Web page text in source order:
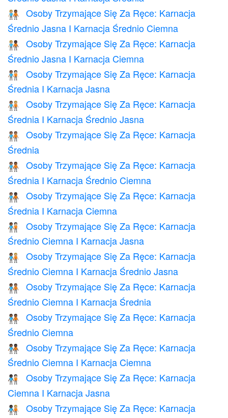
🧑🏼‍🤝‍🧑🏾
Osoby Trzymające Się Za Ręce: Karnacja
Średnio Jasna I Karnacja Średnio Ciemna
🧑🏼‍🤝‍🧑🏿
Osoby Trzymające Się Za Ręce: Karnacja
Średnio Jasna I Karnacja Ciemna
🧑🏽‍🤝‍🧑🏻
Osoby Trzymające Się Za Ręce: Karnacja
Średnia I Karnacja Jasna
🧑🏽‍🤝‍🧑🏼
Osoby Trzymające Się Za Ręce: Karnacja
Średnia I Karnacja Średnio Jasna
🧑🏽‍🤝‍🧑🏽
Osoby Trzymające Się Za Ręce: Karnacja
Średnia
🧑🏽‍🤝‍🧑🏾
Osoby Trzymające Się Za Ręce: Karnacja
Średnia I Karnacja Średnio Ciemna
🧑🏽‍🤝‍🧑🏿
Osoby Trzymające Się Za Ręce: Karnacja
Średnia I Karnacja Ciemna
🧑🏾‍🤝‍🧑🏻
Osoby Trzymające Się Za Ręce: Karnacja
Średnio Ciemna I Karnacja Jasna
🧑🏾‍🤝‍🧑🏼
Osoby Trzymające Się Za Ręce: Karnacja
Średnio Ciemna I Karnacja Średnio Jasna
🧑🏾‍🤝‍🧑🏽
Osoby Trzymające Się Za Ręce: Karnacja
Średnio Ciemna I Karnacja Średnia
🧑🏾‍🤝‍🧑🏾
Osoby Trzymające Się Za Ręce: Karnacja
Średnio Ciemna
🧑🏾‍🤝‍🧑🏿
Osoby Trzymające Się Za Ręce: Karnacja
Średnio Ciemna I Karnacja Ciemna
🧑🏿‍🤝‍🧑🏻
Osoby Trzymające Się Za Ręce: Karnacja
Ciemna I Karnacja Jasna
🧑🏿‍🤝‍🧑🏼
Osoby Trzymające Się Za Ręce: Karnacja